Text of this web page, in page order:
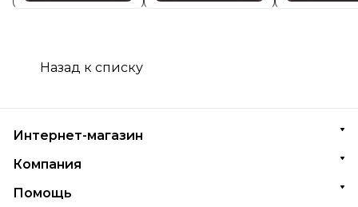
Назад к списку
Интернет-магазин
Компания
Помощь